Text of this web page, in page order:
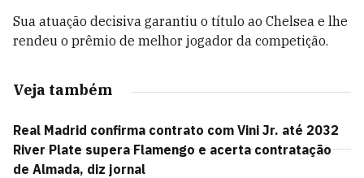
Sua atuação decisiva garantiu o título ao Chelsea e lhe
rendeu o prêmio de melhor jogador da competição.
Veja também
Real Madrid confirma contrato com Vini Jr. até 2032
River Plate supera Flamengo e acerta contratação
de Almada, diz jornal